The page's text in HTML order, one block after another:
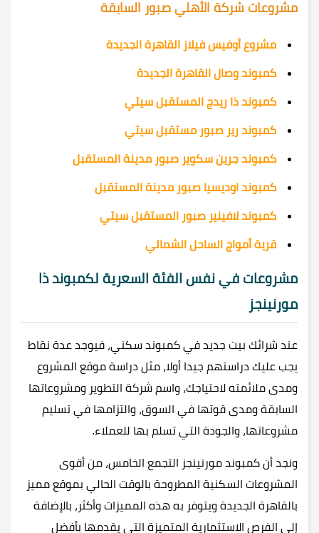
مشروعات شركة الأهلي صبور السابقة
مشروع أوفيس فيلاز القاهرة الجديدة
كمبوند وصال القاهرة الجديدة
كمبوند ذا ريدج المستقبل سيتي
كمبوند رير صبور مستقبل سيتي
كمبوند جرين سكوير صبور مدينة المستقبل
كمبوند اوديسيا صبور مدينة المستقبل
كمبوند لافينير صبور المستقبل سيتي
قرية أمواج الساحل الشمالي
مشروعات في نفس الفئة السعرية لكمبوند ذا
مورنينجز
عند شرائك بيت جديد في كمبوند سكني، فيوجد عدة نقاط
يجب عليك دراستهم جيدا أولا، مثل دراسة موقع المشروع
ومدى ملائمته لاحتياجك، واسم شركة التطوير ومشروعاتها
السابقة ومدى قوتها في السوق، والتزامها في تسليم
مشروعاتها، والجودة التي تسلم بها للعملاء.
ونجد أن كمبوند مورنينجز التجمع الخامس، من أقوى
المشروعات السكنية المطروحة بالوقت الحالي بموقع مميز
بالقاهرة الجديدة ويتوفر به هذه المميزات وأكثر، بالإضافة
إلى الفرص الاستثمارية المتميزة التي يقدمها بأفضل